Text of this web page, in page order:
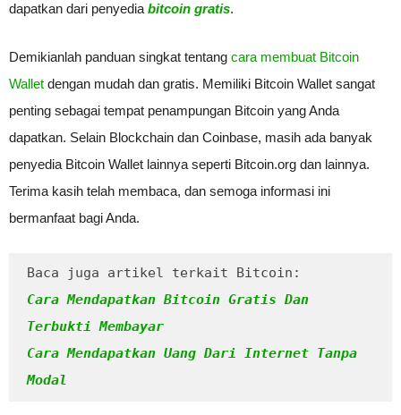
dapatkan dari penyedia bitcoin gratis.
Demikianlah panduan singkat tentang cara membuat Bitcoin
Wallet dengan mudah dan gratis. Memiliki Bitcoin Wallet sangat
penting sebagai tempat penampungan Bitcoin yang Anda
dapatkan. Selain Blockchain dan Coinbase, masih ada banyak
penyedia Bitcoin Wallet lainnya seperti Bitcoin.org dan lainnya.
Terima kasih telah membaca, dan semoga informasi ini
bermanfaat bagi Anda.
Baca juga artikel terkait Bitcoin:
Cara Mendapatkan Bitcoin Gratis Dan
Terbukti Membayar
Cara Mendapatkan Uang Dari Internet Tanpa
Modal